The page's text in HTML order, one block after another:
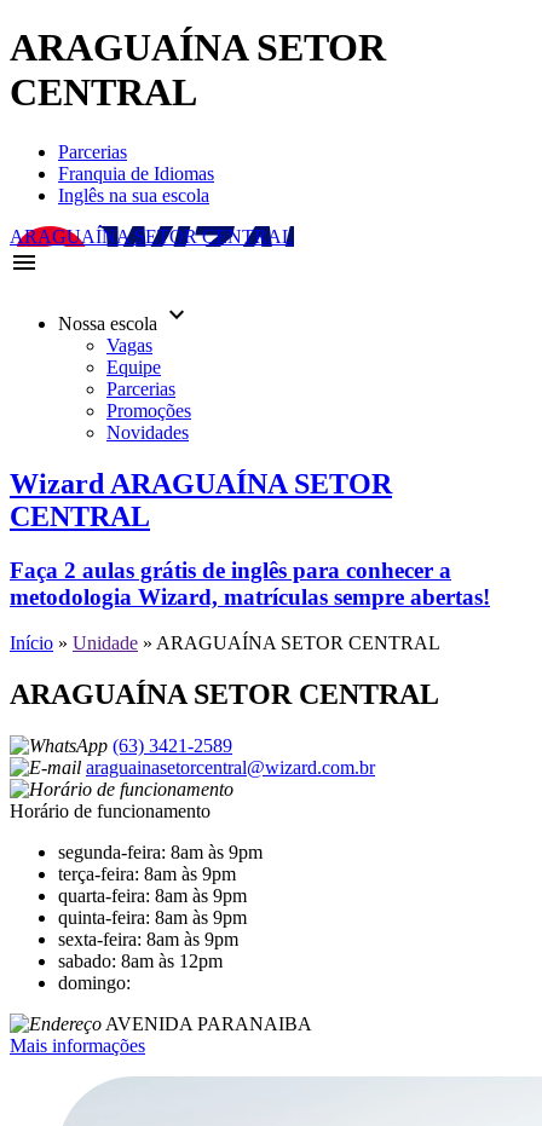
ARAGUAÍNA SETOR
CENTRAL
Parcerias
Franquia de Idiomas
Inglês na sua escola
ARAGUAÍNA SETOR CENTRAL
menu
Nossa escola keyboard_arrow_down
Vagas
Equipe
Parcerias
Promoções
Novidades
Wizard ARAGUAÍNA SETOR
CENTRAL
Faça 2 aulas grátis de inglês para conhecer a
metodologia Wizard, matrículas sempre abertas!
Início » Unidade » ARAGUAÍNA SETOR CENTRAL
ARAGUAÍNA SETOR CENTRAL
(63) 3421-2589
araguainasetorcentral@wizard.com.br
Horário de funcionamento
segunda-feira: 8am às 9pm
terça-feira: 8am às 9pm
quarta-feira: 8am às 9pm
quinta-feira: 8am às 9pm
sexta-feira: 8am às 9pm
sabado: 8am às 12pm
domingo:
AVENIDA PARANAIBA
Mais informações